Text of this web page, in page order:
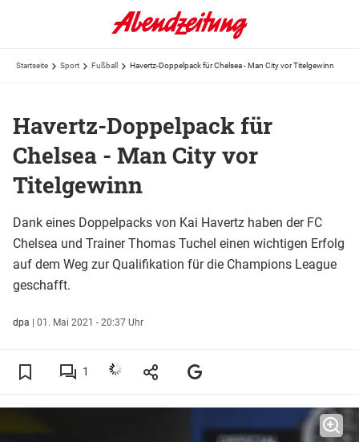
Startseite Sport Fußball Havertz-Doppelpack für Chelsea - Man City vor Titelgewinn
Havertz-Doppelpack für
Chelsea - Man City vor
Titelgewinn
Dank eines Doppelpacks von Kai Havertz haben der FC
Chelsea und Trainer Thomas Tuchel einen wichtigen Erfolg
auf dem Weg zur Qualifikation für die Champions League
geschafft.
dpa | 01. Mai 2021 - 20:37 Uhr
1